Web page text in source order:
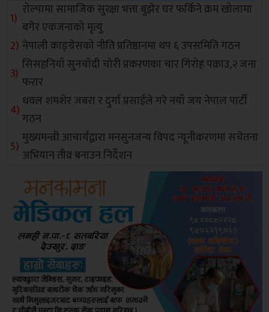
रोल्पामा सामाजिक सुरक्षा भत्ता बुझेर घर फर्किने क्रम खोलामा
बगेर एकजनाको मृत्यु
नेपाली काङ्ग्रेसको नीति प्रतिष्ठानमा थप ६ उपसमिति गठन
सिसहनियाँ सुनचाँदी चोरी प्रकरणका चार गिरोह पक्राउ,२ जना
फरार
धवल शमशेर जबरा र दुर्गा प्रसाईंले गरे नयाँ जय नेपाल पार्टी
गठन
मुख्यमन्त्री आचार्यद्वारा मनसुनजन्य विपद न्यूनीकरणमा सचेतना
अभियान तीव्र बनाउन निर्देशन